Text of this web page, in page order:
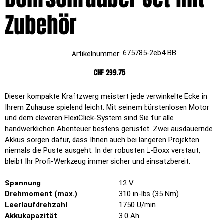
Zubehör
Artikelnummer: Artikelnummer:
675785-
675785-2eb4 BB
Preis
CHF 299.75
Dieser kompakte Kraftzwerg meistert jede verwinkelte Ecke in
Ihrem Zuhause spielend leicht. Mit seinem bürstenlosen Motor
und dem cleveren FlexiClick-System sind Sie für alle
handwerklichen Abenteuer bestens gerüstet. Zwei ausdauernde
Akkus sorgen dafür, dass Ihnen auch bei längeren Projekten
niemals die Puste ausgeht. In der robusten L-Boxx verstaut,
bleibt Ihr Profi-Werkzeug immer sicher und einsatzbereit.
Spannung
12 V
Drehmoment (max.)
310 in-lbs (35 Nm)
Leerlaufdrehzahl
1750 U/min
Akkukapazität
3.0 Ah